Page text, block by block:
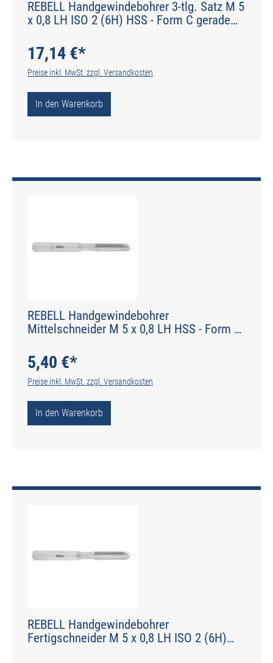
REBELL Handgewindebohrer 3-tlg. Satz M 5
x 0,8 LH ISO 2 (6H) HSS - Form C gerade
17,14 €*
Preise inkl. MwSt. zzgl. Versandkosten
In den Warenkorb
REBELL Handgewindebohrer
Mittelschneider M 5 x 0,8 LH HSS - Form D
5,40 €*
Preise inkl. MwSt. zzgl. Versandkosten
In den Warenkorb
REBELL Handgewindebohrer
Fertigschneider M 5 x 0,8 LH ISO 2 (6H)